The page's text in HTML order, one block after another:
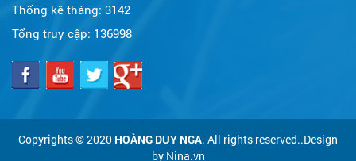
Thống kê tháng: 3142
Tổng truy cập: 136998
Copyrights © 2020 HOÀNG DUY NGA. All rights reserved..Design
by Nina.vn